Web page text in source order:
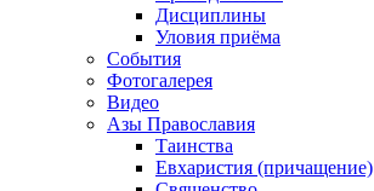
Дисциплины
Уловия приёма
События
Фотогалерея
Видео
Азы Православия
Таинства
Евхаристия (причащение)